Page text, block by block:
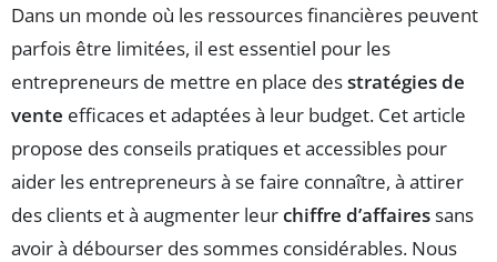
Dans un monde où les ressources financières peuvent
parfois être limitées, il est essentiel pour les
entrepreneurs de mettre en place desstratégies de
vente efficaces et adaptées à leur budget. Cet article
propose des conseils pratiques et accessibles pour
aider les entrepreneurs à se faire connaître, à attirer
des clients et à augmenter leurchiffre d’affairessans
avoir à débourser des sommes considérables. Nous